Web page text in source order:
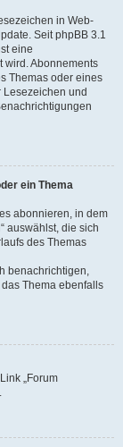
in Web-
Seit phpBB 3.1
eine
wird. Abonnements
Themas oder eines
und
ein Thema
abonnieren, in dem
auswählst, die sich
des Themas
benachrichtigen,
Thema ebenfalls
„Forum